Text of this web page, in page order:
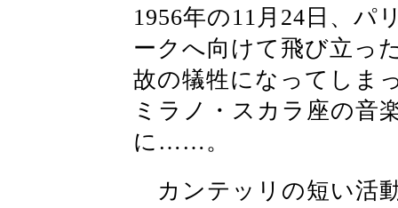
1956年の11月24日、パ
ークへ向けて飛び立っ
故の犠牲になってしま
ミラノ・スカラ座の音
に……。
カンテッリの短い活